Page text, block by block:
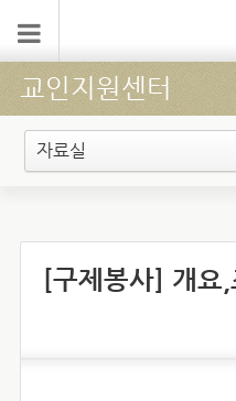
교인지원센터
자료실
[구제봉사] 개요